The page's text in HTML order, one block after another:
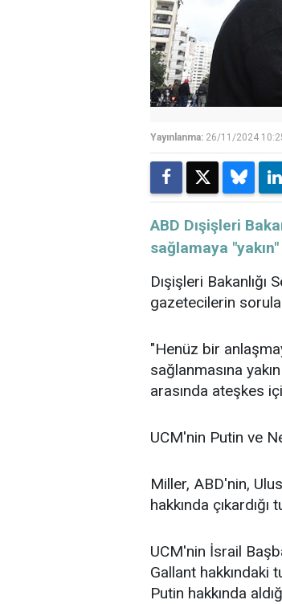
Yayınlanma: 26/11/2024
ABD Dışişleri
sağlamaya
Dışişleri
gazetecilerin
"Henüz bir
sağlanmasına
arasında ateşkes
UCM'nin Putin ve
Miller, ABD'nin,
hakkında
UCM'nin İsrail
Gallant hakkındaki
Putin hakkında